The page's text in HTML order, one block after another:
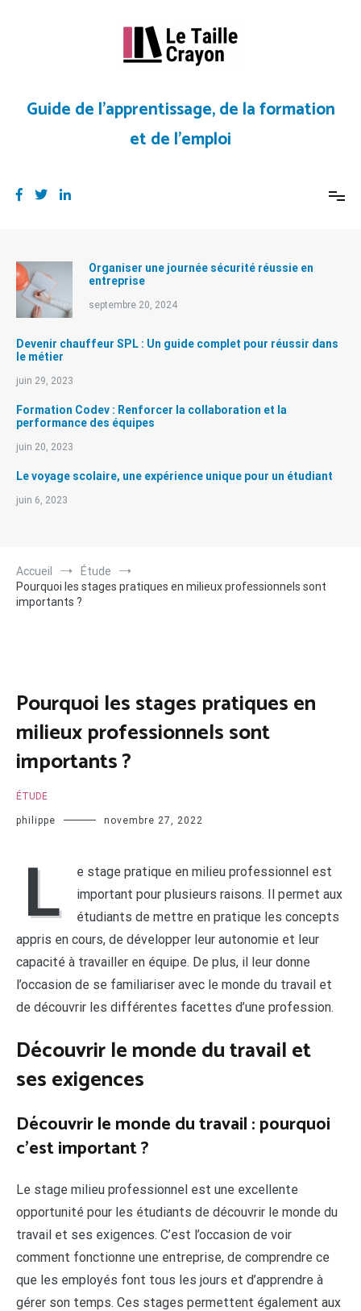
Guide de l’apprentissage, de la formation
et de l’emploi
Organiser une journée sécurité réussie en
entreprise
septembre 20, 2024
Devenir chauffeur SPL : Un guide complet pour réussir dans
le métier
juin 29, 2023
Formation Codev : Renforcer la collaboration et la
performance des équipes
juin 20, 2023
Le voyage scolaire, une expérience unique pour un étudiant
juin 6, 2023
Accueil
Étude
Pourquoi les stages pratiques en milieux professionnels sont
importants ?
Pourquoi les stages pratiques en
milieux professionnels sont
importants ?
ÉTUDE
philippe novembre 27, 2022
L
e stage pratique en milieu professionnel est
important pour plusieurs raisons. Il permet aux
étudiants de mettre en pratique les concepts
appris en cours, de développer leur autonomie et leur
capacité à travailler en équipe. De plus, il leur donne
l’occasion de se familiariser avec le monde du travail et
de découvrir les différentes facettes d’une profession.
Découvrir le monde du travail et
ses exigences
Découvrir le monde du travail : pourquoi
c’est important ?
Le stage milieu professionnel est une excellente
opportunité pour les étudiants de découvrir le monde du
travail et ses exigences. C’est l’occasion de voir
comment fonctionne une entreprise, de comprendre ce
que les employés font tous les jours et d’apprendre à
gérer son temps. Ces stages permettent également aux